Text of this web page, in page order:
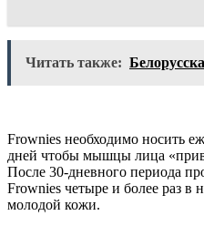
Читать также:
Frownies необходимо носить
дней чтобы мышцы лица
После 30-дневного периода
Frownies четыре и более раз в
молодой кожи.